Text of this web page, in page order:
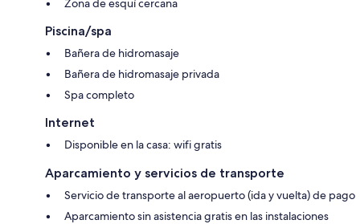
Zona de esquí cercana
Piscina/spa
Bañera de hidromasaje
Bañera de hidromasaje privada
Spa completo
Internet
Disponible en la casa: wifi gratis
Aparcamiento y servicios de transporte
Servicio de transporte al aeropuerto (ida y vuelta) de pago
Aparcamiento sin asistencia gratis en las instalaciones